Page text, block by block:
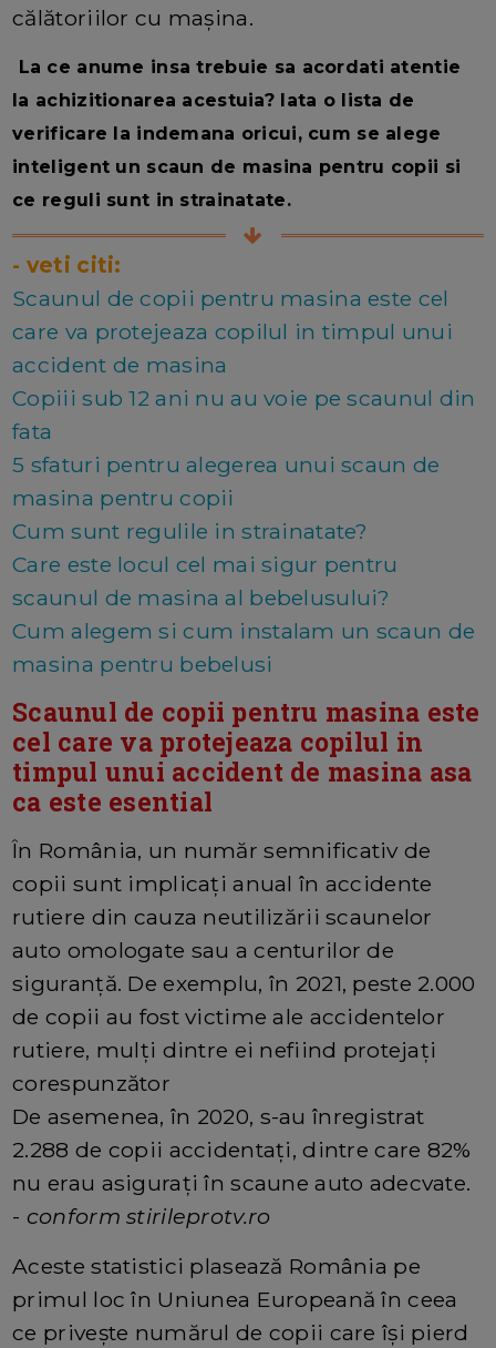
călătoriilor cu mașina.
La ce anume insa trebuie sa acordati atentie
la achizitionarea acestuia? Iata o lista de
verificare la indemana oricui, cum se alege
inteligent un scaun de masina pentru copii si
ce reguli sunt in strainatate.
- veti citi:
Scaunul de copii pentru masina este cel
care va protejeaza copilul in timpul unui
accident de masina
Copiii sub 12 ani nu au voie pe scaunul din
fata
5 sfaturi pentru alegerea unui scaun de
masina pentru copii
Cum sunt regulile in strainatate?
Care este locul cel mai sigur pentru
scaunul de masina al bebelusului?
Cum alegem si cum instalam un scaun de
masina pentru bebelusi
Scaunul de copii pentru masina este
cel care va protejeaza copilul in
timpul unui accident de masina asa
ca este esential
În România, un număr semnificativ de
copii sunt implicați anual în accidente
rutiere din cauza neutilizării scaunelor
auto omologate sau a centurilor de
siguranță. De exemplu, în 2021, peste 2.000
de copii au fost victime ale accidentelor
rutiere, mulți dintre ei nefiind protejați
corespunzător
De asemenea, în 2020, s-au înregistrat
2.288 de copii accidentați, dintre care 82%
nu erau asigurați în scaune auto adecvate.
- conform stirileprotv.ro
Aceste statistici plasează România pe
primul loc în Uniunea Europeană în ceea
ce privește numărul de copii care își pierd